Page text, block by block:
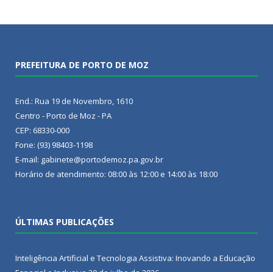
PREFEITURA DE PORTO DE MOZ
End.: Rua 19 de Novembro, 1610
Centro - Porto de Moz - PA
CEP: 68330-000
Fone: (93) 98403-1198
E-mail: gabinete@portodemoz.pa.gov.br
Horário de atendimento: 08:00 às 12:00 e 14:00 às 18:00
ÚLTIMAS PUBLICAÇÕES
Inteligência Artificial e Tecnologia Assistiva: Inovando a Educação